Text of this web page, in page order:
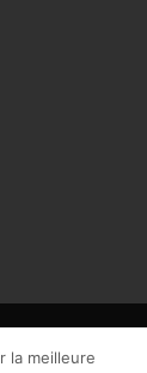
réalisé par
la meilleure